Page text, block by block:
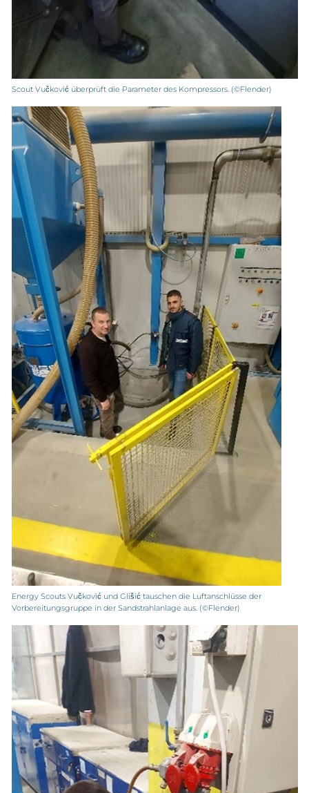
Scout Vučković überprüft die Parameter des Kompressors. (©Flender)
Energy Scouts Vučković und Glišić tauschen die Luftanschlüsse der
Vorbereitungsgruppe in der Sandstrahlanlage aus. (©Flender)